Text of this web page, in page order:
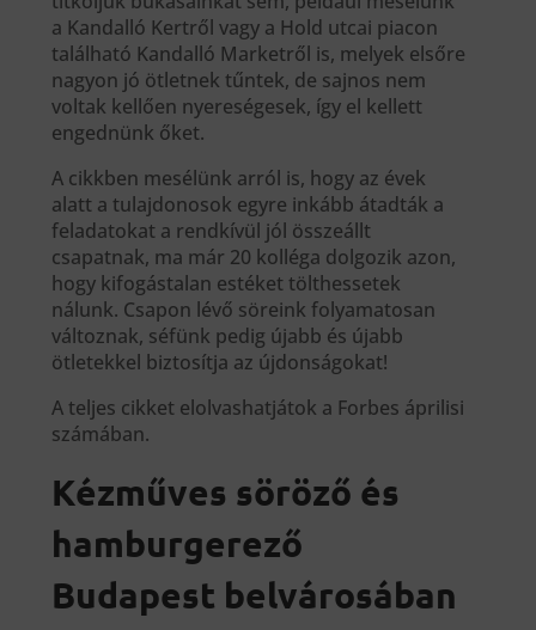
a Kandalló Kertről vagy a Hold utcai piacon
található Kandalló Marketről is, melyek elsőre
nagyon jó ötletnek tűntek, de sajnos nem
voltak kellően nyereségesek, így el kellett
engednünk őket.
A cikkben mesélünk arról is, hogy az évek
alatt a tulajdonosok egyre inkább átadták a
feladatokat a rendkívül jól összeállt
csapatnak, ma már 20 kolléga dolgozik azon,
hogy kifogástalan estéket tölthessetek
nálunk. Csapon lévő söreink folyamatosan
változnak, séfünk pedig újabb és újabb
ötletekkel biztosítja az újdonságokat!
A teljes cikket elolvashatjátok a Forbes áprilisi
számában.
Kézműves söröző és
hamburgerező
Budapest belvárosában